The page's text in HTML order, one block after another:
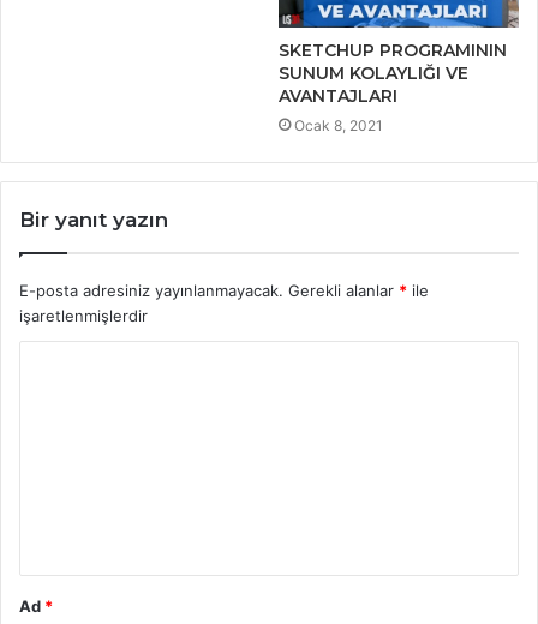
SKETCHUP PROGRAMININ
SUNUM KOLAYLIĞI VE
AVANTAJLARI
Ocak 8, 2021
Bir yanıt yazın
E-posta adresiniz yayınlanmayacak. Gerekli alanlar * ile
işaretlenmişlerdir
Ad *